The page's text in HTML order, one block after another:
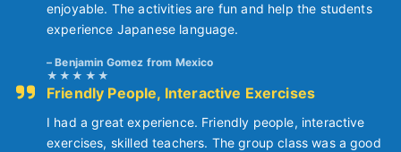
enjoyable. The activities are fun and help the students
experience Japanese language.
Benjamin Gomez from Mexico
Friendly People, Interactive Exercises
I had a great experience. Friendly people, interactive
exercises, skilled teachers. The group class was a good